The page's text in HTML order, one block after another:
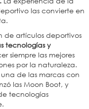
las convierte en
de artículos deportivos
tecnologías y
siempre las mejores
por la naturaleza.
de las marcas con
las Moon Boot, y
tecnologías